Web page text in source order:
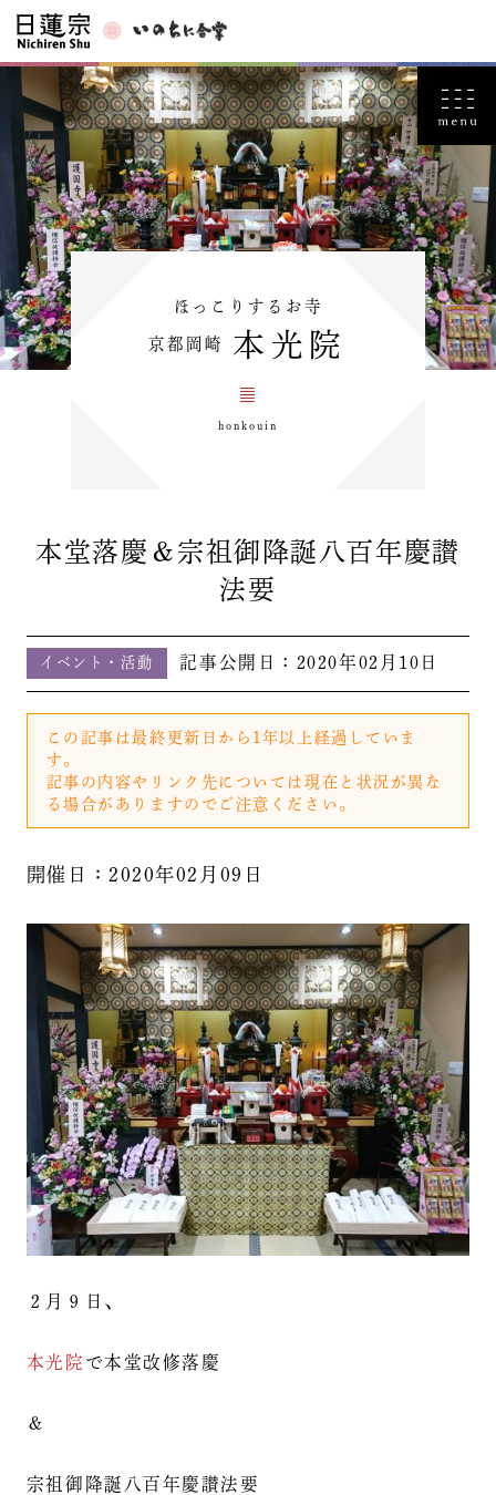
ほっこりするお寺
京都岡崎 本光院
honkouin
本堂落慶＆宗祖御降誕八百年慶讃
法要
イベント・活動 記事公開日： 2020年02月10日
この記事は最終更新日から1年以上経過していま
す。
記事の内容やリンク先については現在と状況が異な
る場合がありますのでご注意ください。
開催日：2020年02月09日
２月９日、
本光院 で本堂改修落慶
＆
宗祖御降誕八百年慶讃法要